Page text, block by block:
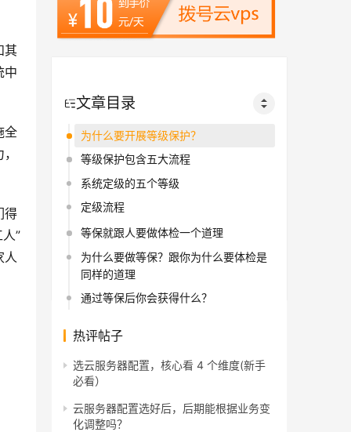
其
中
全
得
”
人
文章目录
为什么要开展等级保护？
等级保护包含五大流程
系统定级的五个等级
定级流程
等保就跟人要做体检一个道理
为什么要做等保？跟你为什么要体检是
同样的道理
通过等保后你会获得什么？
热评帖子
选云服务器配置，核心看 4 个维度(新手
必看）
云服务器配置选好后，后期能根据业务变
化调整吗？